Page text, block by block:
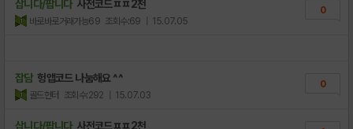
삽니다/팝니다 사전코드ㅍㅍ2천
바로바로거래가능69 조회수:69 | 15.07.05
0
잡담 헝앱코드 나눔해요 ^^
골드헌터 조회수:292 | 15.07.03
0
삽니다/팝니다 사전코드ㅍㅍ2천